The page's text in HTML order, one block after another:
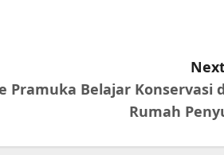
Pramuka Belajar Konservasi
Rumah